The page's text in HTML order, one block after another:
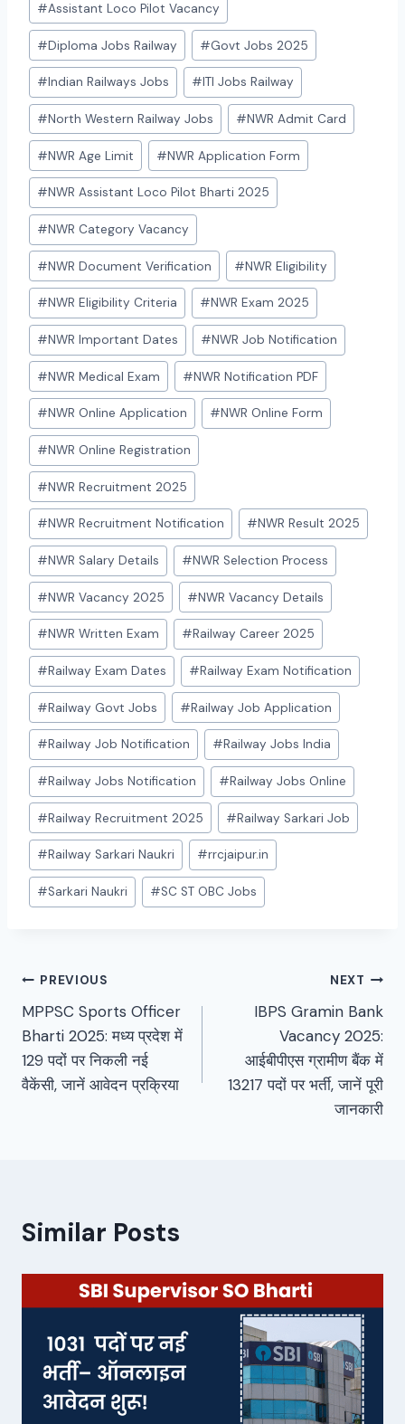
#Assistant Loco Pilot Vacancy
#Diploma Jobs Railway #Govt Jobs 2025
#Indian Railways Jobs #ITI Jobs Railway
#North Western Railway Jobs #NWR Admit Card
#NWR Age Limit #NWR Application Form
#NWR Assistant Loco Pilot Bharti 2025
#NWR Category Vacancy
#NWR Document Verification #NWR Eligibility
#NWR Eligibility Criteria #NWR Exam 2025
#NWR Important Dates #NWR Job Notification
#NWR Medical Exam #NWR Notification PDF
#NWR Online Application #NWR Online Form
#NWR Online Registration
#NWR Recruitment 2025
#NWR Recruitment Notification #NWR Result 2025
#NWR Salary Details #NWR Selection Process
#NWR Vacancy 2025 #NWR Vacancy Details
#NWR Written Exam #Railway Career 2025
#Railway Exam Dates #Railway Exam Notification
#Railway Govt Jobs #Railway Job Application
#Railway Job Notification #Railway Jobs India
#Railway Jobs Notification #Railway Jobs Online
#Railway Recruitment 2025 #Railway Sarkari Job
#Railway Sarkari Naukri #rrcjaipur.in
#Sarkari Naukri #SC ST OBC Jobs
Post
navigation
PREVIOUS
MPPSC Sports Officer
Bharti 2025: मध्य प्रदेश में
129 पदों पर निकली नई
वैकेंसी, जानें आवेदन प्रक्रिया
NEXT
IBPS Gramin Bank
Vacancy 2025:
आईबीपीएस ग्रामीण बैंक में
13217 पदों पर भर्ती, जानें पूरी
जानकारी
Similar Posts